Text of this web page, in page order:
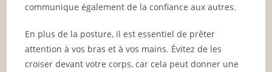
communique également de la confiance aux autres.
En plus de la posture, il est essentiel de prêter
attention à vos bras et à vos mains. Évitez de les
croiser devant votre corps, car cela peut donner une